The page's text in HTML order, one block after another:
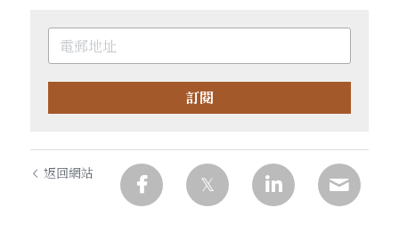
訂閱
返回網站